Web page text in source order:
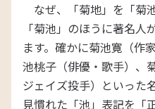
なぜ、「菊地」を「菊
「菊池」のほうに著名人
ます。確かに菊池寛（作
池桃子（俳優・歌手）、
ジェイズ投手）といった
見慣れた「池」表記を「